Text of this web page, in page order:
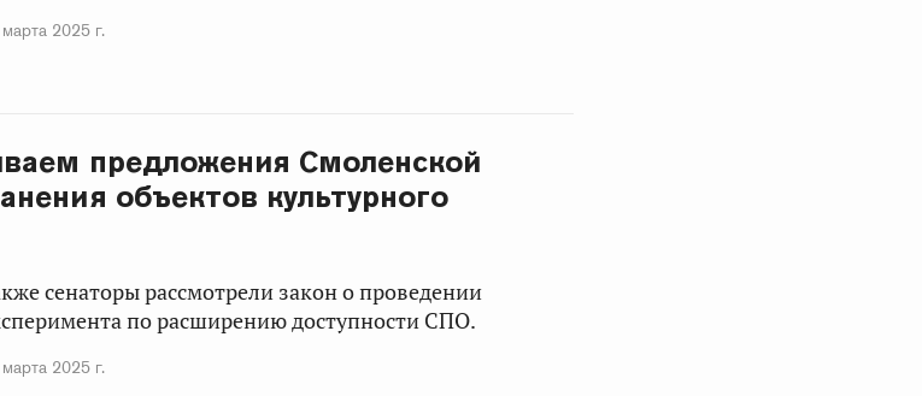
2025 г.
предложения Смоленской
объектов культурного
сенаторы рассмотрели закон о проведении
по расширению доступности СПО.
2025 г.